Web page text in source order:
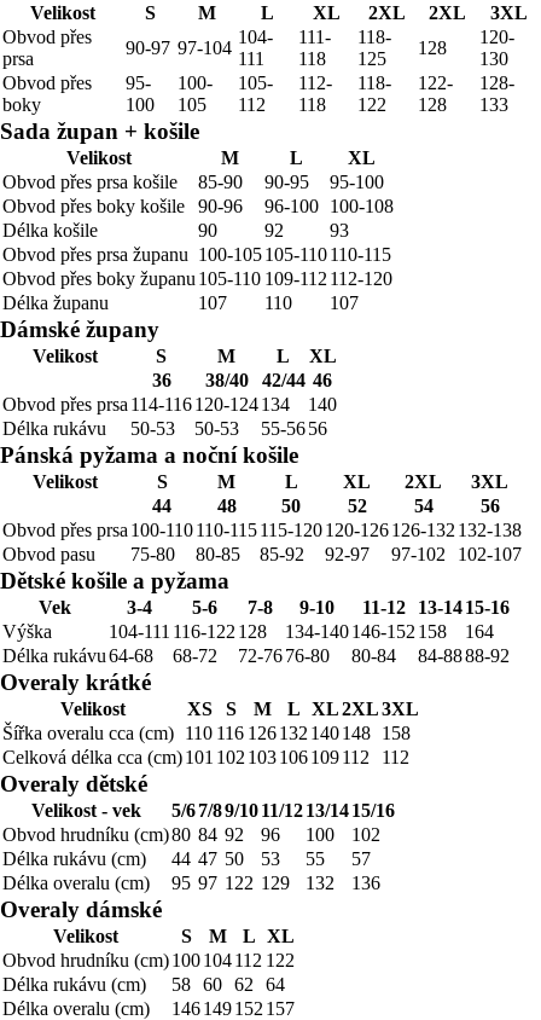
Velikost S M L XL 2XL 2XL
3XL
Obvod přes
prsa
90-97 97-104
104-
111
111-
118
118-
125
128
120-
130
Obvod přes
boky
95-
100
100-
105
105-
112
112-
118
118-
122
122-
128
128-
133
Sada župan + košile
Velikost M L
XL
Obvod přes prsa košile
85-90 90-95
95-100
Obvod přes boky košile
90-96 96-100 100-108
Délka košile
90 92
93
Obvod přes prsa županu 100-105105-110110-115
Obvod přes boky županu 105-110 109-112 112-120
Délka županu
107 110 107
Dámské župany
Velikost S M L
XL
36
38/40 42/44 46
Obvod přes prsa 114-116120-124134
140
Délka rukávu
50-53 50-53 55-5656
Pánská pyžama a noční košile
Velikost S M L XL 2XL
3XL
44
48 50 52 54
56
Obvod přes prsa 100-110110-115115-120120-126126-132 132-138
Obvod pasu
75-80 80-85 85-92 92-97 97-102 102-107
Dětské košile a pyžama
Vek 3-4 5-6 7-8 9-10 11-12 13-1415-16
Výška
104-111 116-122 128 134-140146-152 158
164
Délka rukávu64-68 68-72 72-7676-80 80-84 84-8888-92
Overaly krátké
Velikost XS S M L XL2XL3XL
Šířka overalu cca (cm) 110 116 126132 140148 158
Celková délka cca (cm)101 102 103106109112 112
Overaly dětské
Velikost - vek 5/67/89/1011/1213/1415/16
Obvod hrudníku (cm)80 84 92 96 100
102
Délka rukávu (cm)
44 47 50 53 55
57
Délka overalu (cm)
95 97 122 129 132 136
Overaly dámské
Velikost S M L XL
Obvod hrudníku (cm)100104112 122
Délka rukávu (cm)
58 60 62
64
Délka overalu (cm)
146149152 157